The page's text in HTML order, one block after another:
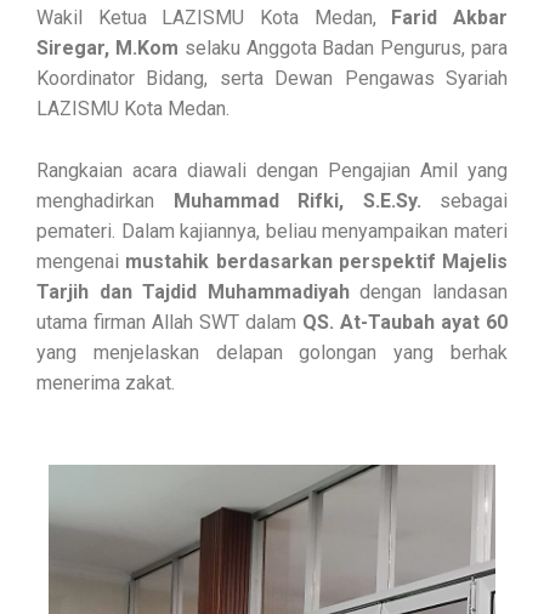
Wakil Ketua LAZISMU Kota Medan, Farid Akbar
Siregar, M.Kom selaku Anggota Badan Pengurus, para
Koordinator Bidang, serta Dewan Pengawas Syariah
LAZISMU Kota Medan.
Rangkaian acara diawali dengan Pengajian Amil yang
menghadirkan Muhammad Rifki, S.E.Sy. sebagai
pemateri. Dalam kajiannya, beliau menyampaikan materi
mengenai mustahik berdasarkan perspektif Majelis
Tarjih dan Tajdid Muhammadiyahdengan landasan
utama firman Allah SWT dalam QS. At-Taubah ayat 60
yang menjelaskan delapan golongan yang berhak
menerima zakat.